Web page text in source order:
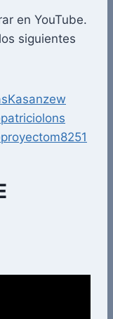
en YouTube.
siguientes